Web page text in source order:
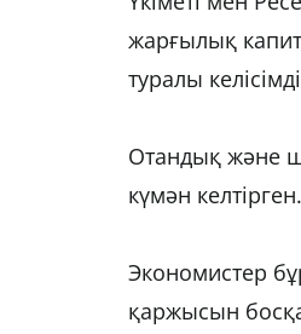
жарғылық
туралы
Отандық және
күмән келтірген.
Экономистер
қаржысын